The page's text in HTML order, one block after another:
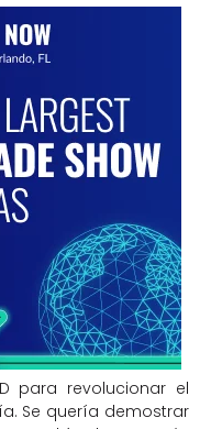
para revolucionar el
Se quería demostrar